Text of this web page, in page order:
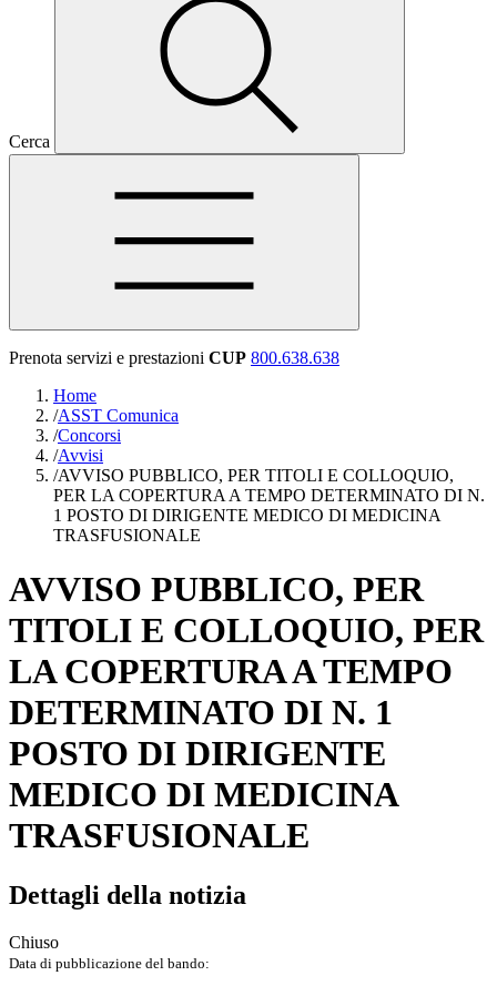
Cerca
Prenota servizi e prestazioni CUP 800.638.638
Home
/ASST Comunica
/Concorsi
/Avvisi
/AVVISO PUBBLICO, PER TITOLI E COLLOQUIO,
PER LA COPERTURA A TEMPO DETERMINATO DI N.
1 POSTO DI DIRIGENTE MEDICO DI MEDICINA
TRASFUSIONALE
AVVISO PUBBLICO, PER
TITOLI E COLLOQUIO, PER
LA COPERTURA A TEMPO
DETERMINATO DI N. 1
POSTO DI DIRIGENTE
MEDICO DI MEDICINA
TRASFUSIONALE
Dettagli della notizia
Chiuso
Data di pubblicazione del bando: